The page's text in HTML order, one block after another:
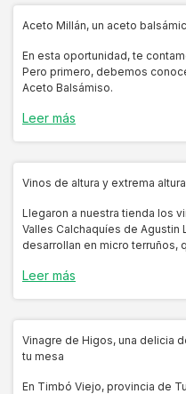
Aceto Millán, un aceto
En esta oportunidad, te
Pero primero, debemos
Aceto Balsámiso.
Leer más
Vinos de altura y extrema
Llegaron a nuestra tienda los
Valles Calchaquíes de Agustin
desarrollan en micro terruños,
Leer más
Vinagre de Higos, una delicia
tu mesa
En Timbó Viejo, provincia de